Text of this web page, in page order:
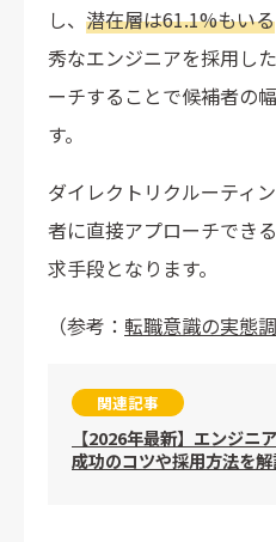
し、 潜在層は61.1%もいる
秀なエンジニアを採用し
ーチすることで候補者の
す。
ダイレクトリクルーティ
者に直接アプローチでき
求手段となります。
（参考： 転職意識の実態
関連記事
【2026年最新】エンジニ
成功のコツや採用方法を